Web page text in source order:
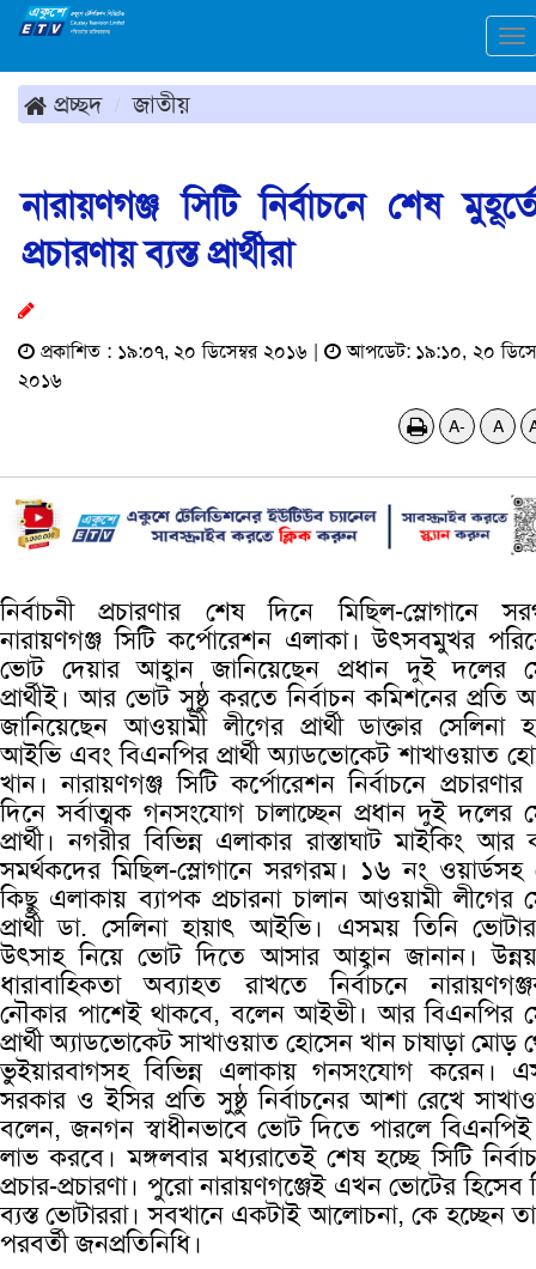
প্রচ্ছদ জাতীয়
নারায়ণগঞ্জ সিটি নির্বাচনে শেষ
প্রচারণায় ব্যস্ত প্রার্থীরা
প্রকাশিত : ১৯:০৭, ২০ ডিসেম্বর ২০১৬ |
আপডেট: ১৯:১০, ২০
২০১৬
A- A
নির্বাচনী প্রচারণার শেষ দিনে মিছিল-স্লোগানে
নারায়ণগঞ্জ সিটি কর্পোরেশন এলাকা। উৎসবমুখর
ভোট দেয়ার আহ্বান জানিয়েছেন প্রধান দুই দলের
প্রার্থীই। আর ভোট সুষ্ঠু করতে নির্বাচন কমিশনের প্রতি
জানিয়েছেন আওয়ামী লীগের প্রার্থী ডাক্তার সেলিনা
আইভি এবং বিএনপির প্রার্থী অ্যাডভোকেট শাখাওয়াত
খান। নারায়ণগঞ্জ সিটি কর্পোরেশন নির্বাচনে
দিনে সর্বাত্মক গনসংযোগ চালাচ্ছেন প্রধান দুই দলের
প্রার্থী। নগরীর বিভিন্ন এলাকার রাস্তাঘাট মাইকিং আর
সমর্থকদের মিছিল-স্লোগানে সরগরম। ১৬ নং ওয়ার্ডসহ
কিছু এলাকায় ব্যাপক প্রচারনা চালান আওয়ামী লীগের
প্রার্থী ডা. সেলিনা হায়াৎ আইভি। এসময় তিনি
উৎসাহ নিয়ে ভোট দিতে আসার আহ্বান জানান।
ধারাবাহিকতা অব্যাহত রাখতে নির্বাচনে
নৌকার পাশেই থাকবে, বলেন আইভী। আর বিএনপির
প্রার্থী অ্যাডভোকেট সাখাওয়াত হোসেন খান চাষাড়া মোড়
ভুইয়ারবাগসহ বিভিন্ন এলাকায় গনসংযোগ করেন।
সরকার ও ইসির প্রতি সুষ্ঠু নির্বাচনের আশা রেখে
বলেন, জনগন স্বাধীনভাবে ভোট দিতে পারলে
লাভ করবে। মঙ্গলবার মধ্যরাতেই শেষ হচ্ছে সিটি
প্রচার-প্রচারণা। পুরো নারায়ণগঞ্জেই এখন ভোটের হিসেব
ব্যস্ত ভোটাররা। সবখানে একটাই আলোচনা, কে হচ্ছেন
পরবর্তী জনপ্রতিনিধি।